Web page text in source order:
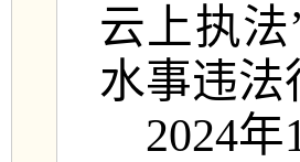
云上执
水事违法
2024年